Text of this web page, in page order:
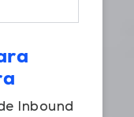
Inbound